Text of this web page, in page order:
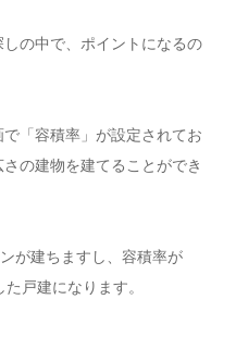
の中で、ポイントになるの
「容積率」が設定されてお
の建物を建てることができ
が建ちますし、容積率が
戸建になります。